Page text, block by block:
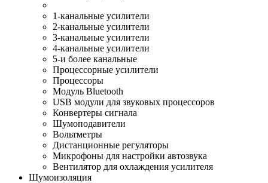
1-канальные усилители
2-канальные усилители
3-канальные усилители
4-канальные усилители
5-и более канальные
Процессорные усилители
Процессоры
Модуль Bluetooth
USB модули для звуковых процессоров
Конвертеры сигнала
Шумоподавители
Вольтметры
Дистанционные регуляторы
Микрофоны для настройки автозвука
Вентилятор для охлаждения усилителя
Шумоизоляция